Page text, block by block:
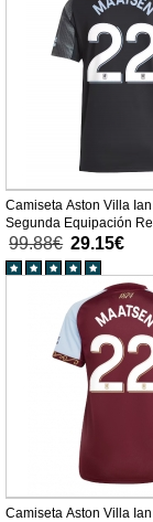
Camiseta Aston Villa
Segunda Equipación
mangas cortas
99.88€ 29.15€
Camiseta Aston Villa